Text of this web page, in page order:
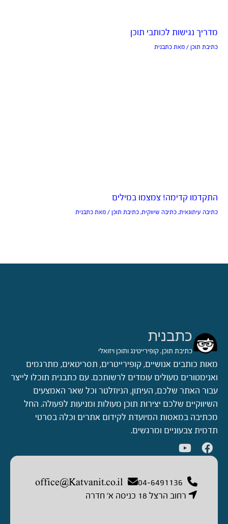
מדריך נגישות לכותבי תוכן
כתיבת תוכן / מאת כתבנית
התקדמו קדימה! צמצמו במילים
כתיבה עיתונאית, כתיבה שיווקית, כתיבת תוכן / מאת כתבנית
כתבנית
כתיבת תוכן, קופירייטינג ותוכן ויזואלי
מאות כותבים אנושיים, קופירייטרים, תסריטאים, מתרגמים
ואנימטורים מעולים עומדים לרשותכם. עם כתבנית תוכלו לייצר
עבור האתר שלכם, העיתון, הניוזלטר וכל שאר האמצעים
השיווקיים שלכם יצירות תוכן מעולות ומניעות לפעולה. החל
מכתיבה במאסות המיועדת לקידום אתרים וכלה בסרטי
תדמית צבעוניים ומרגשים.
04-6491136
office@Katvanit.co.il
רחוב הרצל 18 כניסה א’ חדרה